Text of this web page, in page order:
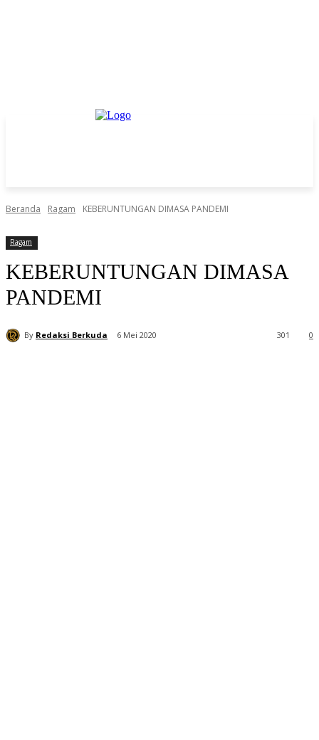
Beranda Ragam KEBERUNTUNGAN DIMASA PANDEMI
Ragam
KEBERUNTUNGAN DIMASA
PANDEMI
By Redaksi Berkuda 6 Mei 2020 0
301